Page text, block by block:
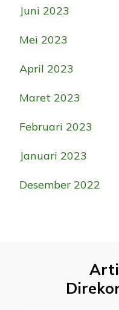
Juni 2023
Mei 2023
April 2023
Maret 2023
Februari 2023
Januari 2023
Desember 2022